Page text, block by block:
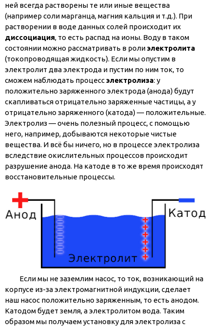
ней всегда растворены те или иные вещества
(например соли марганца, магния кальция и т.д.). При
растворении в воде данных солей происходит их
диссоциация, то есть распад на ионы. Воду в таком
состоянии можно рассматривать в ролиэлектролита
(токопроводящая жидкость). Если мы опустим в
электролит два электрода и пустим по ним ток, то
сможем наблюдать процессэлектролиза: у
положительно заряженного электрода (анода) будут
скапливаться отрицательно заряженные частицы, а у
отрицательно заряженного (катода) — положительные.
Электролиз — очень полезный процесс, с помощью
него, например, добываются некоторые чистые
вещества. И всё бы ничего, но в процессе электролиза
вследствие окислительных процессов происходит
разрушение анода. На катоде в то же время происходят
восстановительные процессы.
Если мы не заземлим насос, то ток, возникающий на
корпусе из-за электромагнитной индукции, сделает
наш насос положительно заряженным, то есть анодом.
Катодом будет земля, а электролитом вода. Таким
образом мы получаем установку для электролиза с